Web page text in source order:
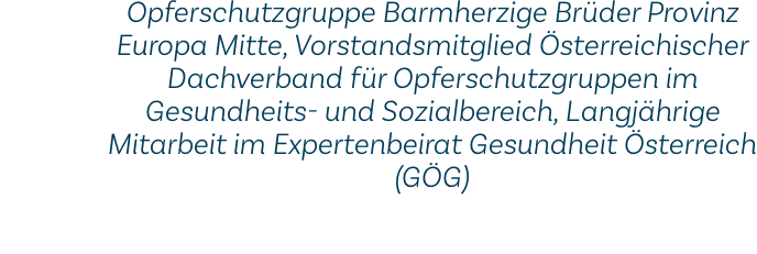
Opferschutzgruppe Barmherzige Brüder Provinz
Europa Mitte, Vorstandsmitglied Österreichischer
Dachverband für Opferschutzgruppen im
Gesundheits- und Sozialbereich, Langjährige
Mitarbeit im Expertenbeirat Gesundheit Österreich
(GÖG)